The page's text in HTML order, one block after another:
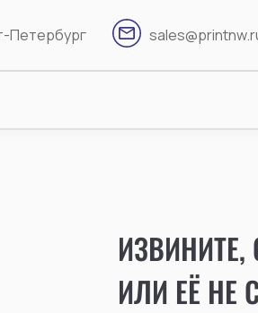
Петербург
ИЛИ ЕЁ НЕ